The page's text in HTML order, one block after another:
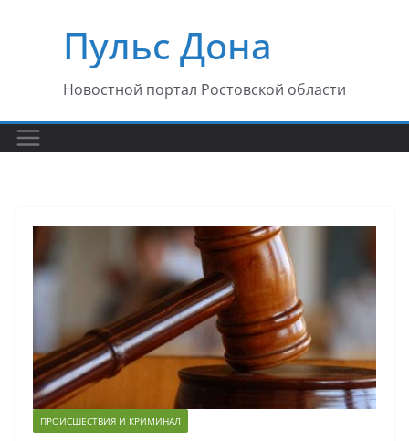
содержимомуПульс Дона
Новостной портал Ростовской области
ПРОИСШЕСТВИЯ И КРИМИНАЛ